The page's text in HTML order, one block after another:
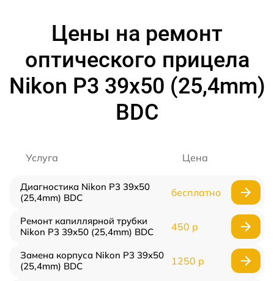
Цены на ремонт
оптического прицела
Nikon P3 39x50 (25,4mm)
BDC
Услуга Цена
Диагностика Nikon P3 39x50
(25,4mm) BDC
бесплатно
Ремонт капиллярной трубки
Nikon P3 39x50 (25,4mm) BDC
450 р
Замена корпуса Nikon P3 39x50
(25,4mm) BDC
1250 р